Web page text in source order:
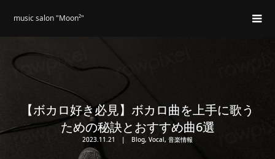
music salon "Moon²"
【ボカロ好き必見】ボカロ曲を上手に歌う
ための秘訣とおすすめ曲6選
2023.11.21 Blog, Vocal, 音楽情報